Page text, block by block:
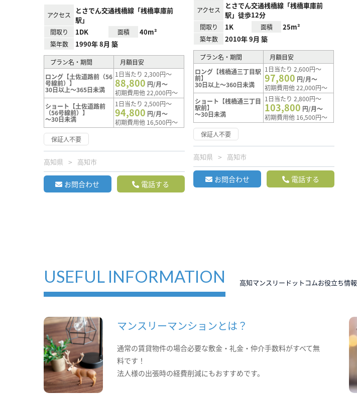
アクセス
とさでん交通桟橋線「桟橋車庫前
駅」
間取り 1DK 面積 40m²
築年数 1990年 8月 築
プラン名・期間
月額目安
ロング【土佐道路前（56
号線前）】
30日以上～365日未満
1日当たり 2,300円～
88,800 円/月～
初期費用他 22,000円～
ショート【土佐道路前
（56号線前）】
～30日未満
1日当たり 2,500円～
94,800 円/月～
初期費用他 16,500円～
保証人不要
高知県 高知市
お問合わせ 電話する
アクセス
とさでん交通桟橋線「桟橋車庫前
駅」徒歩12分
間取り 1K 面積 25m²
築年数 2010年 9月 築
プラン名・期間
月額目安
ロング【桟橋通三丁目駅
前】
30日以上～360日未満
1日当たり 2,600円～
97,800 円/月～
初期費用他 22,000円～
ショート【桟橋通三丁目
駅前】
～30日未満
1日当たり 2,800円～
103,800 円/月～
初期費用他 16,500円～
保証人不要
高知県 高知市
お問合わせ 電話する
USEFUL INFORMATION 高知マンスリードットコムお役立ち情報
マンスリーマンションとは？
通常の賃貸物件の場合必要な敷金・礼金・仲介手数料がすべて無
料です！
法人様の出張時の経費削減にもおすすめです。